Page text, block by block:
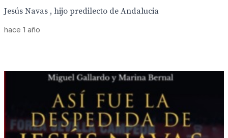
Jesús Navas , hijo predilecto de Andalucia
hace 1 año